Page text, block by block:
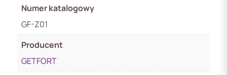
Numer katalogowy
GF-Z01
Producent
GETFORT